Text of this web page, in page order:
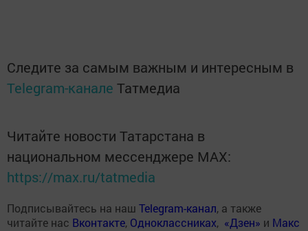
Следите за самым важным и интересным в
Telegram-канале Татмедиа
Читайте новости Татарстана в
национальном мессенджере MАХ:
https://max.ru/tatmedia
Подписывайтесь на наш Telegram-канал, а также
читайте нас Вконтакте, Одноклассниках, «Дзен» и Макс